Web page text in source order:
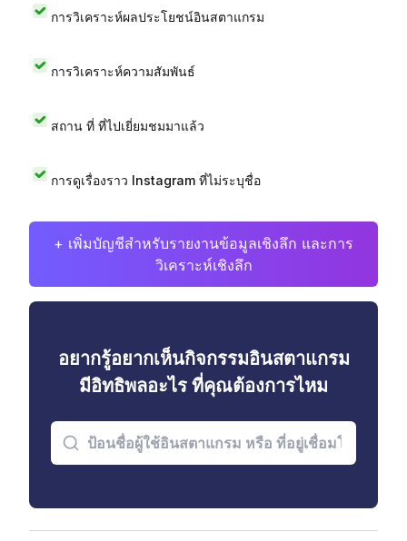
การวิเคราะห์ผลประโยชน์อินสตาแกรม
การวิเคราะห์ความสัมพันธ์
สถาน ที่ ที่ไปเยี่ยมชมมาแล้ว
การดูเรื่องราว Instagram ที่ไม่ระบุชื่อ
+ เพิ่มบัญชีสำหรับรายงานข้อมูลเชิงลึก และการ
วิเคราะห์เชิงลึก
อยากรู้อยากเห็นกิจกรรมอินสตาแกรม
มีอิทธิพลอะไร ที่คุณต้องการไหม